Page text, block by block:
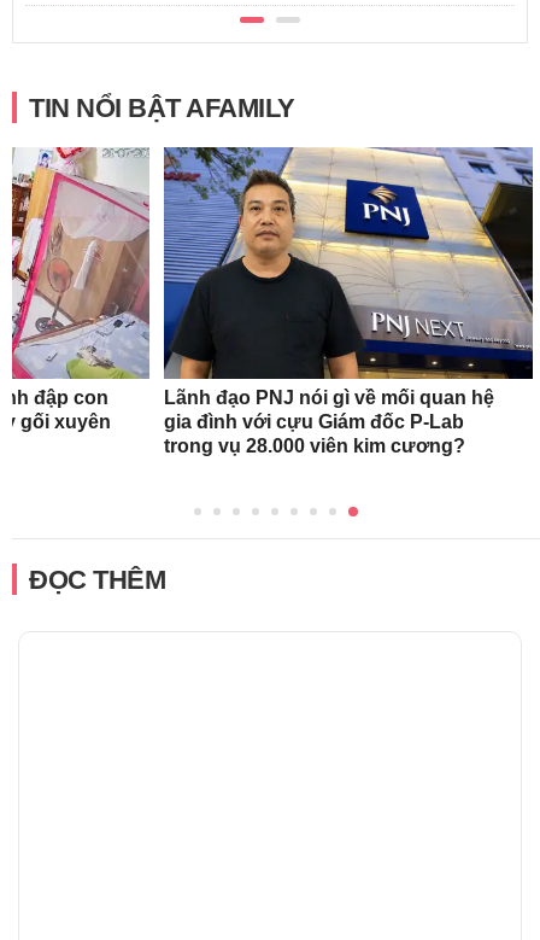
TIN NỔI BẬT AFAMILY
đập con
gối xuyên
Lãnh đạo PNJ nói gì về mối quan hệ
gia đình với cựu Giám đốc P-Lab
trong vụ 28.000 viên kim cương?
ĐỌC THÊM